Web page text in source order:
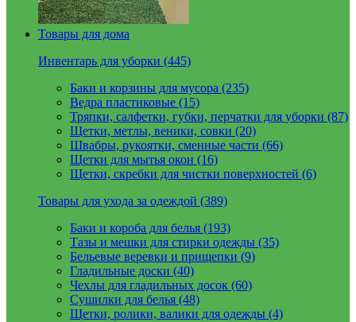
Товары для дома
Инвентарь для уборки (445)
Баки и корзины для мусора (235)
Ведра пластиковые (15)
Тряпки, салфетки, губки, перчатки для уборки (87)
Щетки, метлы, веники, совки (20)
Швабры, рукоятки, сменные части (66)
Щетки для мытья окон (16)
Щетки, скребки для чистки поверхностей (6)
Товары для ухода за одеждой (389)
Баки и короба для белья (193)
Тазы и мешки для стирки одежды (35)
Бельевые веревки и прищепки (9)
Гладильные доски (40)
Чехлы для гладильных досок (60)
Сушилки для белья (48)
Щетки, ролики, валики для одежды (4)